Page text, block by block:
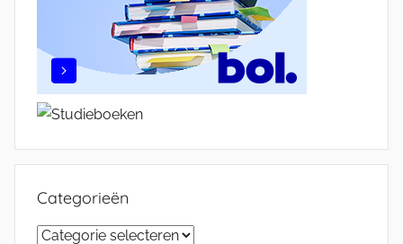
Categorieën
Categorieën